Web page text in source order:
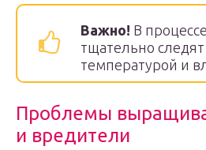
Важно! В
тщательно следят
температурой и
Проблемы
и вредители